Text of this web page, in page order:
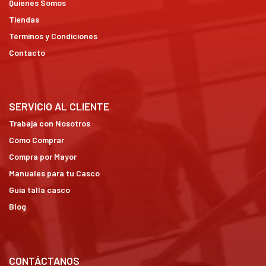
Quienes Somos
Tiendas
Términos y Condiciones
Contacto
SERVICIO AL CLIENTE
Trabaja con Nosotros
Cómo Comprar
Compra por Mayor
Manuales para tu Casco
Guía talla casco
Blog
CONTÁCTANOS